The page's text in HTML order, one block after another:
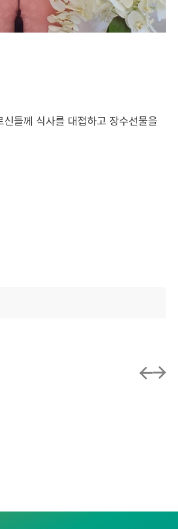
들께 식사를 대접하고 장수선물을